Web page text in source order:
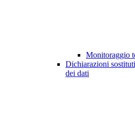
Monitoraggio
Dichiarazioni
dei dati